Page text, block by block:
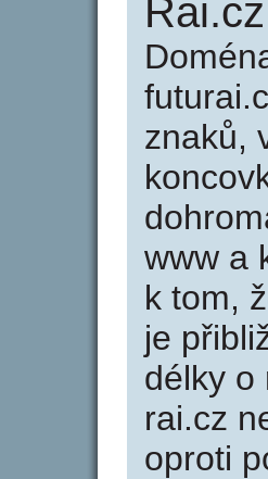
Rai.cz
znaků,
www a
k tom,
je
délky o
rai.cz
oproti